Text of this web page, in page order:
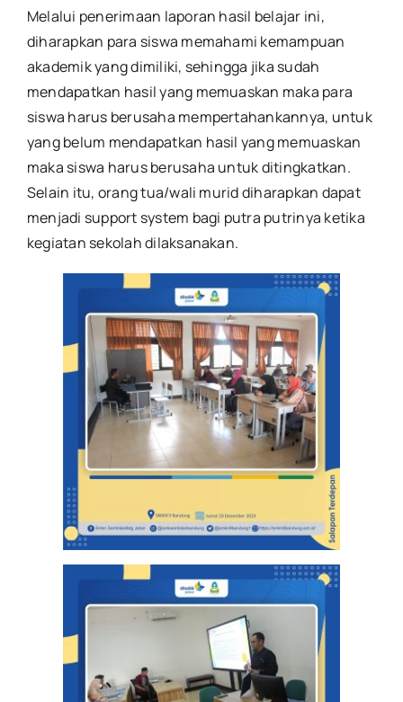
Melalui penerimaan laporan hasil belajar ini,
diharapkan para siswa memahami kemampuan
akademik yang dimiliki, sehingga jika sudah
mendapatkan hasil yang memuaskan maka para
siswa harus berusaha mempertahankannya, untuk
yang belum mendapatkan hasil yang memuaskan
maka siswa harus berusaha untuk ditingkatkan.
Selain itu, orang tua/wali murid diharapkan dapat
menjadi support system bagi putra putrinya ketika
kegiatan sekolah dilaksanakan.